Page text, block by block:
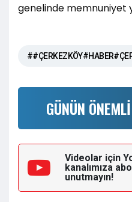
genelinde memnuniyet
GÜNÜN
Videolar için
kanalımıza
unutmayın!